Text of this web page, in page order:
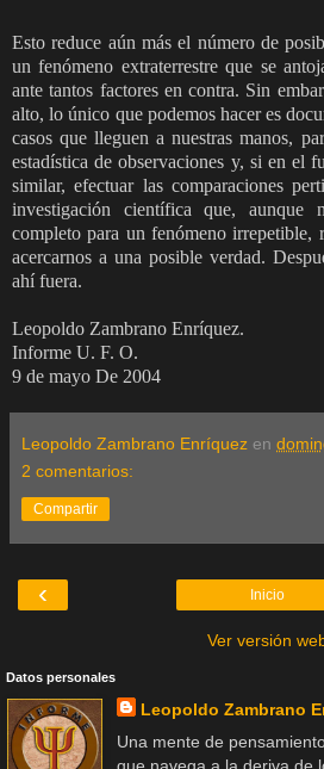
Esto reduce aún más el número de
un fenómeno extraterrestre que se
ante tantos factores en contra. Sin
alto, lo único que podemos hacer es
casos que lleguen a nuestras manos,
estadística de observaciones y, si en el
similar, efectuar las comparaciones
investigación científica que, aunque
completo para un fenómeno irrepetible,
acercarnos a una posible verdad.
ahí fuera.
Leopoldo Zambrano Enríquez.
Informe U. F. O.
9 de mayo De 2004
Leopoldo Zambrano Enríquez en
2 comentarios:
Compartir
‹ Inicio
Ver versión
Datos personales
Leopoldo Zambrano
Una mente de